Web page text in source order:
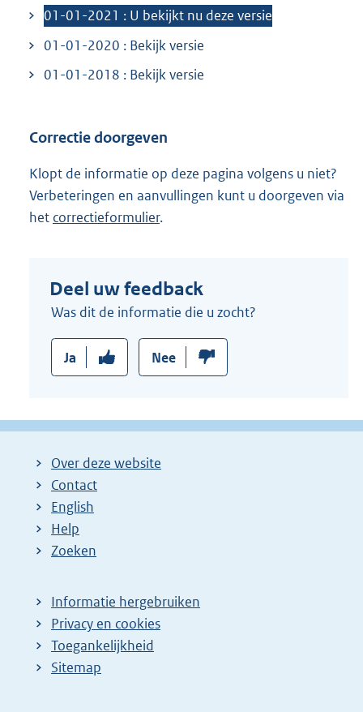
k
:
01-01-2021 : U bekijkt nu deze versie
01-01-2020 : Bekijk versie
01-01-2018 : Bekijk versie
Correctie doorgeven
Klopt de informatie op deze pagina volgens u niet?
Verbeteringen en aanvullingen kunt u doorgeven via
het correctieformulier.
Deel uw feedback
Was dit de informatie die u zocht?
Ja Nee
Over deze website
Contact
English
Help
Zoeken
Informatie hergebruiken
Privacy en cookies
Toegankelijkheid
Sitemap